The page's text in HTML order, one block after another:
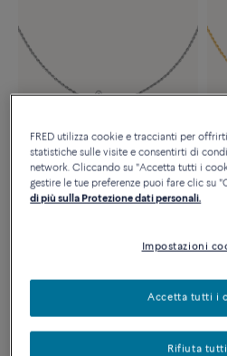
COLLANA FORCE 10
Modello medio oro bianco 18K e
FRED utilizza cookie e traccianti per
statistiche sulle visite e consentirti di
network. Cliccando su "Accetta tutti i
gestire le tue preferenze puoi fare clic su
di più sulla Protezione dati personali.
Impostazioni
Rifiuta tutti
Accetta tutti i